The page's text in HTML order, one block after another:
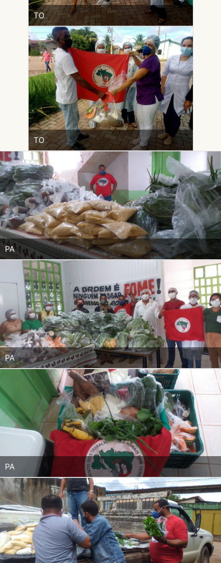
TO
TO
PA
PA
PA